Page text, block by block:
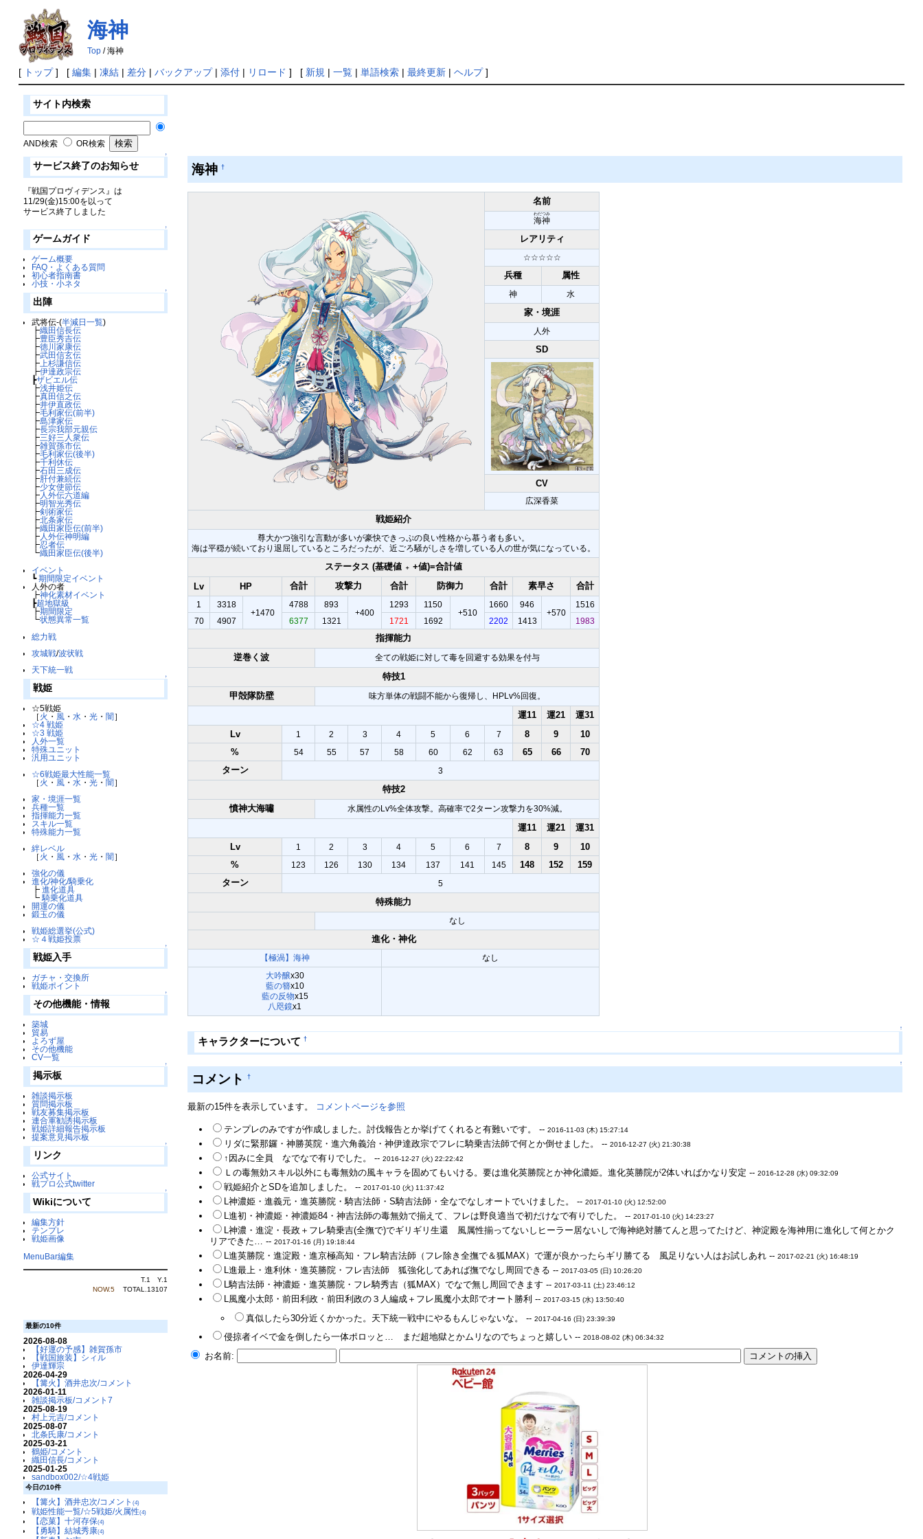
海神
Top/ 海神
[ トップ] [ 編集| 凍結| 差分| バックアップ| 添付| リロード ] [ 新規 | 一覧| 単語検索| 最終更新| ヘルプ]
サイト内検索
AND検索 OR検索
↑
サービス終了のお知らせ
『戦国プロヴィデンス』は
11/29(金)15:00を以って
サービス終了しました
↑
ゲームガイド
ゲーム概要
FAQ・よくある質問
初心者指南書
小技・小ネタ
↑
出陣
武将伝-(半減日一覧)
┣織田信長伝
┣豊臣秀吉伝
┣徳川家康伝
┣武田信玄伝
┣上杉謙信伝
┣伊達政宗伝
┣ザビエル伝
┣浅井姫伝
┣真田信之伝
┣井伊直政伝
┣毛利家伝(前半)
┣島津家伝
┣長宗我部元親伝
┣三好三人衆伝
┣雑賀孫市伝
┣毛利家伝(後半)
┣千利休伝
┣石田三成伝
┣肝付兼続伝
┣少女使節伝
┣人外伝六道編
┣明智光秀伝
┣剣術家伝
┣北条家伝
┣織田家臣伝(前半)
┣人外伝神明編
┣忍者伝
┗織田家臣伝(後半)
イベント
┗期間限定イベント
人外の者
┣神化素材イベント
┣超地獄級
┣期間限定
┗状態異常一覧
総力戦
攻城戦/波状戦
天下統一戦
↑
戦姫
☆5戦姫
［ 火 ・ 風・ 水 ・ 光・ 闇］
☆4 戦姫
☆3 戦姫
人外一覧
特殊ユニット
汎用ユニット
☆6戦姫最大性能一覧
［ 火 ・ 風・ 水 ・ 光・ 闇］
家・境涯一覧
兵種一覧
指揮能力一覧
スキル一覧
特殊能力一覧
絆レベル
［ 火 ・ 風・ 水 ・ 光・ 闇］
強化の儀
進化/神化/騎乗化
┣ 進化道具
┗ 騎乗化道具
開運の儀
鍛玉の儀
戦姫総選挙(公式)
☆４戦姫投票
↑
戦姫入手
ガチャ・交換所
戦姫ポイント
↑
その他機能・情報
築城
貿易
よろず屋
その他機能
CV一覧
↑
掲示板
雑談掲示板
質問掲示板
戦友募集掲示板
連合軍勧誘掲示板
戦姫詳細報告掲示板
提案意見掲示板
↑
リンク
公式サイト
戦プロ公式twitter
↑
Wikiについて
編集方針
テンプレ
戦姫画像
MenuBar編集
T.1 Y.1
NOW.5
TOTAL.13107
最新の10件
2026-08-08
【好運の予感】雑賀孫市
【戦国旅装】シィル
伊達輝宗
2026-04-29
【篝火】酒井忠次/コメント
2026-01-11
雑談掲示板/コメント7
2025-08-19
村上元吉/コメント
2025-08-07
北条氏康/コメント
2025-03-21
鶴姫/コメント
織田信長/コメント
2025-01-25
sandbox002/☆4戦姫
今日の10件
【篝火】酒井忠次/コメント (4)
戦姫性能一覧/☆5戦姫/火属性(4)
【恋菓】十河存保(4)
【勇騎】結城秀康(4)
海神†
名前
海神
わだつみ
レアリティ
☆☆☆☆☆
兵種 属性
神 水
家・境涯
人外
SD
CV
広深香菜
戦姫紹介
尊大かつ強引な言動が多いが豪快できっぷの良い性格から慕う者も多い。
海は平穏が続いており退屈しているところだったが、近ごろ騒がしさを増している人の世が気になっている。
ステータス (基礎値 ＋ +値)=合計値
Lv
HP 合計 攻撃力 合計 防御力 合計 素早さ 合計
1
3318
+1470
4788
893
+400
1293
1150
+510
1660
946
+570
1516
70
4907 6377 1321 1721 1692 2202 1413 1983
指揮能力
逆巻く波
全ての戦姫に対して毒を回避する効果を付与
特技1
甲殻隊防壁
味方単体の戦闘不能から復帰し、HPLv%回復。
運11 運21
運31
Lv
1 2 3 4 5 6 7 8 9
10
%
54 55 57 58 60 62 63 65 66
70
ターン
3
特技2
憤神大海嘯
水属性のLv%全体攻撃。高確率で2ターン攻撃力を30%減。
運11 運21
運31
Lv
1 2 3 4 5 6 7 8 9
10
%
123 126 130 134 137 141 145 148 152
159
ターン
5
特殊能力
なし
進化・神化
【極渦】海神
なし
大吟醸x30
藍の簪x10
藍の反物x15
八咫鏡x1
↑
キャラクターについて †
↑
コメント†
最新の15件を表示しています。 コメントページを参照
テンプレのみですが作成しました。討伐報告とか挙げてくれると有難いです。 --2016-11-03 (木) 15:27:14
リダに緊那鑼・神勝英院・進六角義治・神伊達政宗でフレに騎乗吉法師で何とか倒せました。 --2016-12-27 (火) 21:30:38
↑因みに全員 なでなで有りでした。 --2016-12-27 (火) 22:22:42
Ｌの毒無効スキル以外にも毒無効の風キャラを固めてもいける。要は進化英勝院とか神化濃姫。進化英勝院が2体いればかなり安定 --2016-12-28 (水) 09:32:09
戦姫紹介とSDを追加しました。 --2017-01-10 (火) 11:37:42
L神濃姫・進義元・進英勝院・騎吉法師・S騎吉法師・全なでなしオートでいけました。 --2017-01-10 (火) 12:52:00
L進初・神濃姫・神濃姫84・神吉法師の毒無効で揃えて、フレは野良適当で初だけなで有りでした。 --2017-01-10 (火) 14:23:27
L神濃・進淀・長政＋フレ騎乗吉(全撫で)でギリギリ生還 風属性揃ってないしヒーラー居ないしで海神絶対勝てんと思ってたけど、神淀殿を海神用に進化して何とかク
リアできた… --2017-01-16 (月) 19:18:44
L進英勝院・進淀殿・進京極高知・フレ騎吉法師（フレ除き全撫で＆狐MAX）で運が良かったらギリ勝てる 風足りない人はお試しあれ --2017-02-21 (火) 16:48:19
L進最上・進利休・進英勝院・フレ吉法師 狐強化してあれば撫でなし周回できる --2017-03-05 (日) 10:26:20
L騎吉法師・神濃姫・進英勝院・フレ騎秀吉（狐MAX）でなで無し周回できます --2017-03-11 (土) 23:46:12
L風魔小太郎・前田利政・前田利政の３人編成＋フレ風魔小太郎でオート勝利 --2017-03-15 (水) 13:50:40
真似したら30分近くかかった。天下統一戦中にやるもんじゃないな。 --2017-04-16 (日) 23:39:39
侵掠者イベで金を倒したら一体ポロッと… まだ超地獄とかムリなのでちょっと嬉しい --2018-08-02 (木) 06:34:32
お名前: